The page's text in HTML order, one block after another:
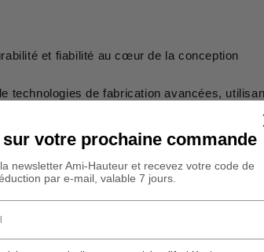
et fiabilité au cœur de la conception
technologies de fabrication avancées,
sans égale. Les montants tubulaires en
temps et aux rigueurs de l'utilisation
de plus de 265 kg témoigne de notre
seulement sûr, mais aussi extrêmement
notre escabeau s'adapte à vos
votre prochaine commande
newsletter Ami-Hauteur et recevez votre code de
par e-mail, valable 7 jours.